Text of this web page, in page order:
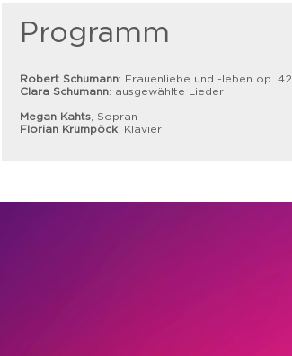
Programm
Robert Schumann: Frauenliebe und -leben op. 42
Clara Schumann: ausgewählte Lieder
Megan Kahts , Sopran
Florian Krumpöck , Klavier